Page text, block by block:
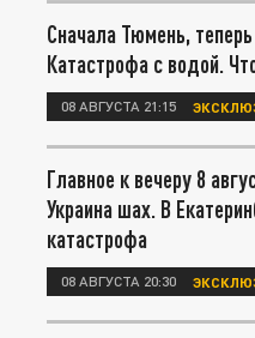
Сначала Тюмень,
Катастрофа с водой.
08 АВГУСТА 21:15
Главное к вечеру 8
Украина шах. В
катастрофа
08 АВГУСТА 20:30